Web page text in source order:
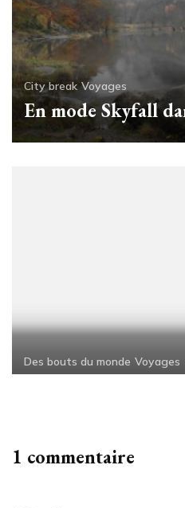
City break Voyages
En mode Skyfall
Des bouts du monde Voyages
1 commentaire